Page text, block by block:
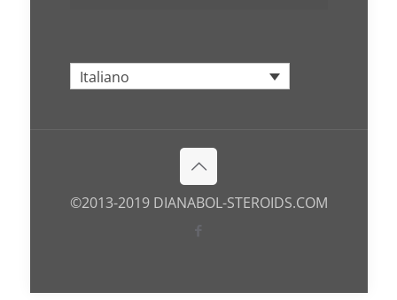
Italiano
©2013-2019 DIANABOL-STEROIDS.COM